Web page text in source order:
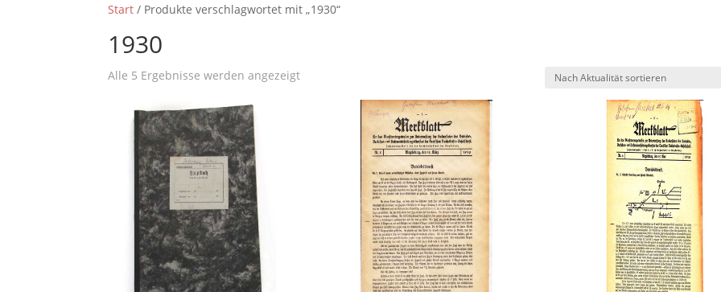
Start / Produkte verschlagwortet mit „1930“
1930
Alle 5 Ergebnisse werden angezeigtNach